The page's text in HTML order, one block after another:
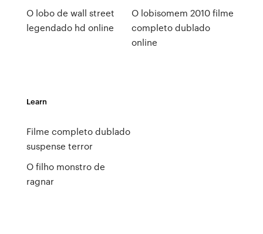
O lobo de wall street
legendado hd online
O lobisomem 2010 filme
completo dublado
online
Learn
Filme completo dublado
suspense terror
O filho monstro de
ragnar